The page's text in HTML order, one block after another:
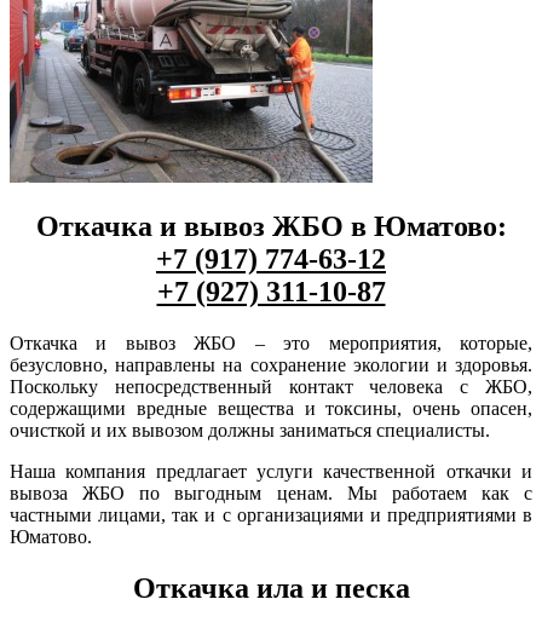
Откачка и вывоз ЖБО в Юматово:
+7 (917) 774-63-12
+7 (927) 311-10-87
Откачка и вывоз ЖБО – это мероприятия, которые,
безусловно, направлены на сохранение экологии и здоровья.
Поскольку непосредственный контакт человека с ЖБО,
содержащими вредные вещества и токсины, очень опасен,
очисткой и их вывозом должны заниматься специалисты.
Наша компания предлагает услуги качественной откачки и
вывоза ЖБО по выгодным ценам. Мы работаем как с
частными лицами, так и с организациями и предприятиями в
Юматово.
Откачка ила и песка